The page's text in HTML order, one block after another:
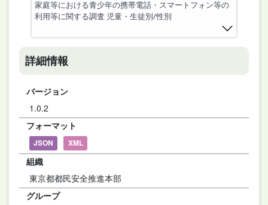
家庭等における青少年の携帯電話・スマートフォン等の
利用等に関する調査 児童・生徒別/性別
詳細情報
バージョン
1.0.2
フォーマット
JSON XML
組織
東京都都民安全推進本部
グループ